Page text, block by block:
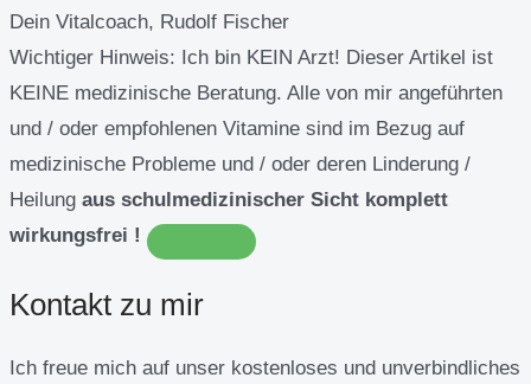
Dein Vitalcoach, Rudolf Fischer
Wichtiger Hinweis: Ich bin KEIN Arzt! Dieser Artikel ist
KEINE medizinische Beratung. Alle von mir angeführten
und / oder empfohlenen Vitamine sind im Bezug auf
medizinische Probleme und / oder deren Linderung /
Heilung aus schulmedizinischer Sicht komplett
wirkungsfrei !
Kontakt zu mir
Ich freue mich auf unser kostenloses und unverbindliches